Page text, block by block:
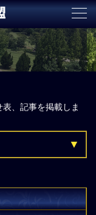
、記事を掲載しま